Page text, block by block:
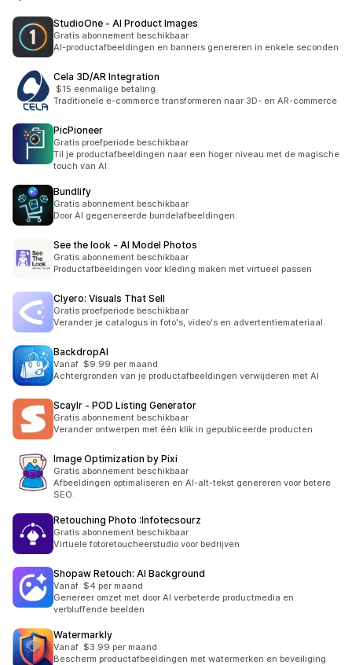
StudioOne ‑ AI Product Images
Gratis abonnement beschikbaar
AI-productafbeeldingen en banners genereren in enkele seconden
Cela 3D/AR Integration
$15 eenmalige betaling
Traditionele e-commerce transformeren naar 3D- en AR-commerce
PicPioneer
Gratis proefperiode beschikbaar
Til je productafbeeldingen naar een hoger niveau met de magische
touch van AI
Bundlify
Gratis abonnement beschikbaar
Door AI gegenereerde bundelafbeeldingen.
See the look ‑ AI Model Photos
Gratis abonnement beschikbaar
Productafbeeldingen voor kleding maken met virtueel passen
Clyero: Visuals That Sell
Gratis proefperiode beschikbaar
Verander je catalogus in foto's, video's en advertentiemateriaal.
BackdropAI
Vanaf $9.99 per maand
Achtergronden van je productafbeeldingen verwijderen met AI
Scaylr ‑ POD Listing Generator
Gratis abonnement beschikbaar
Verander ontwerpen met één klik in gepubliceerde producten
Image Optimization by Pixi
Gratis abonnement beschikbaar
Afbeeldingen optimaliseren en AI-alt-tekst genereren voor betere
SEO.
Retouching Photo :Infotecsourz
Gratis abonnement beschikbaar
Virtuele fotoretoucheerstudio voor bedrijven
Shopaw Retouch: AI Background
Vanaf $4 per maand
Genereer omzet met door AI verbeterde productmedia en
verbluffende beelden
Watermarkly
Vanaf $3.99 per maand
Bescherm productafbeeldingen met watermerken en beveiliging